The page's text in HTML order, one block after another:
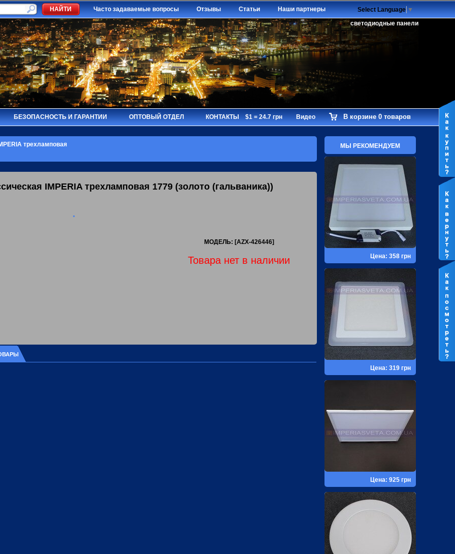
Часто задаваемые вопросы Отзывы Статьи Наши партнеры Select Language ▼
светодиодные панели
БЕЗОПАСНОСТЬ И ГАРАНТИИ ОПТОВЫЙ ОТДЕЛ КОНТАКТЫ $1 = 24.7 грн Видео В корзине 0 товаров
трехламповая
IMPERIAтрехламповая 1779 (золото (гальваника))
МОДЕЛЬ: [AZX-426446]
Товара нет в наличии
МЫ РЕКОМЕНДУЕМ
Цена: 358 грн
Цена: 319 грн
Цена: 925 грн